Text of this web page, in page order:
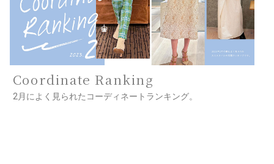
Coordinate Ranking
2月によく見られたコーディネートランキング。